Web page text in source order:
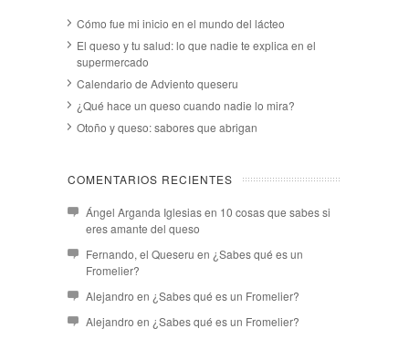
Cómo fue mi inicio en el mundo del lácteo
El queso y tu salud: lo que nadie te explica en el
supermercado
Calendario de Adviento queseru
¿Qué hace un queso cuando nadie lo mira?
Otoño y queso: sabores que abrigan
COMENTARIOS RECIENTES
Ángel Arganda Iglesiasen 10 cosas que sabes si
eres amante del queso
Fernando, el Queseru en ¿Sabes qué es un
Fromelier?
Alejandro en ¿Sabes qué es un Fromelier?
Alejandro en ¿Sabes qué es un Fromelier?